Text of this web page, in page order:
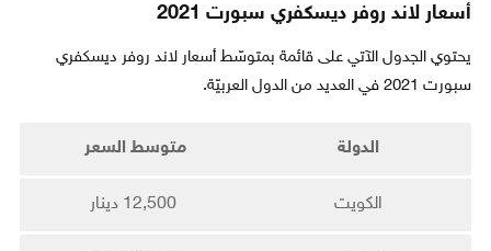
أسعار لاند روفر ديسكفري سبورت 2021
يحتوي الجدول الآتي على قائمة بمتوسّط أسعار لاند روفر ديسكفري
سبورت 2021 في العديد من الدول العربيّة.
الدولة متوسط السعر
الكويت 12,500 دينار